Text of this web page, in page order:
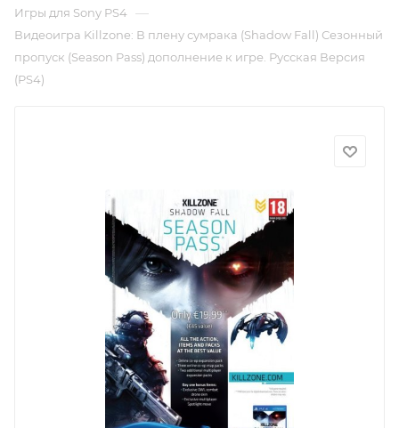
Игры для Sony PS4 —
Видеоигра Killzone: В плену сумрака (Shadow Fall) Сезонный
пропуск (Season Pass) дополнение к игре. Русская Версия
(PS4)